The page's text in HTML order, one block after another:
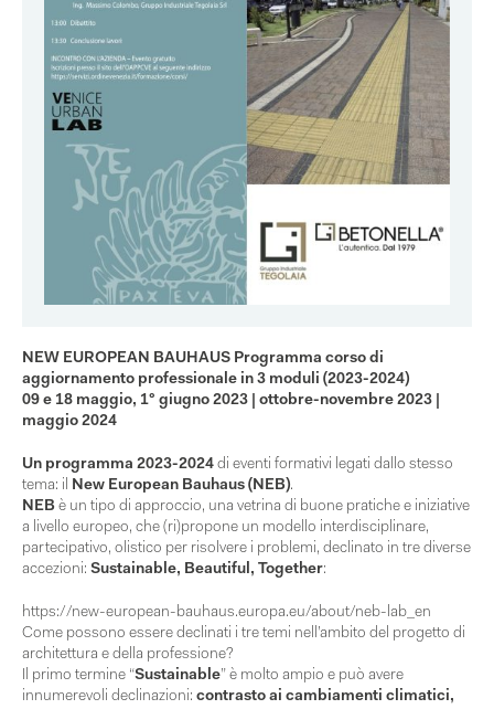
NEW EUROPEAN BAUHAUS Programma corso di
aggiornamento professionale in 3 moduli (2023-2024)
09 e 18 maggio, 1° giugno 2023 | ottobre-novembre 2023 |
maggio 2024
Un programma 2023-2024 di eventi formativi legati dallo stesso
tema: il New European Bauhaus (NEB).
NEB è un tipo di approccio, una vetrina di buone pratiche e iniziative
a livello europeo, che (ri)propone un modello interdisciplinare,
partecipativo, olistico per risolvere i problemi, declinato in tre diverse
accezioni: Sustainable, Beautiful, Together:
https://new-european-bauhaus.europa.eu/about/neb-lab_en
Come possono essere declinati i tre temi nell’ambito del progetto di
architettura e della professione?
Il primo termine “Sustainable” è molto ampio e può avere
innumerevoli declinazioni: contrasto ai cambiamenti climatici,